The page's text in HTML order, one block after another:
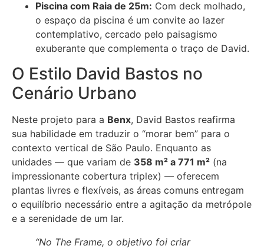
Piscina com Raia de 25m: Com deck molhado,
o espaço da piscina é um convite ao lazer
contemplativo, cercado pelo paisagismo
exuberante que complementa o traço de David.
O Estilo David Bastos no
Cenário Urbano
Neste projeto para a Benx, David Bastos reafirma
sua habilidade em traduzir o “morar bem” para o
contexto vertical de São Paulo. Enquanto as
unidades — que variam de 358 m² a 771 m² (na
impressionante cobertura triplex) — oferecem
plantas livres e flexíveis, as áreas comuns entregam
o equilíbrio necessário entre a agitação da metrópole
e a serenidade de um lar.
“No The Frame, o objetivo foi criar